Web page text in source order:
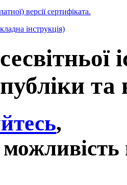
версії сертифіката.
інструкція)
,